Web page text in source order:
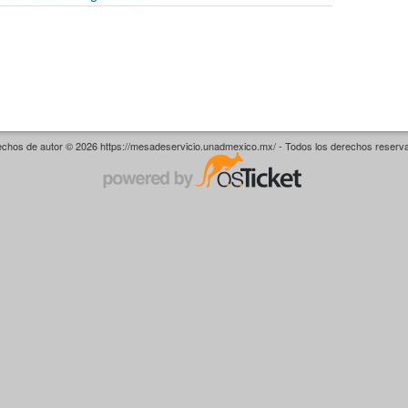
de autor © 2026 https://mesadeservicio.unadmexico.mx/ - Todos los derechos